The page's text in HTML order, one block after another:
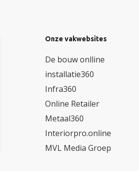
Onze vakwebsites
De bouw onlline
installatie360
Infra360
Online Retailer
Metaal360
Interiorpro.online
MVL Media Groep